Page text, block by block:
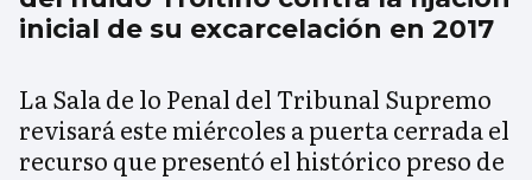
inicial de su excarcelación en 2017
La Sala de lo Penal del Tribunal Supremo
revisará este miércoles a puerta cerrada el
recurso que presentó el histórico preso de